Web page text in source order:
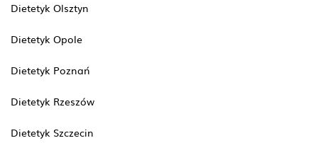
Dietetyk Olsztyn
Dietetyk Opole
Dietetyk Poznań
Dietetyk Rzeszów
Dietetyk Szczecin